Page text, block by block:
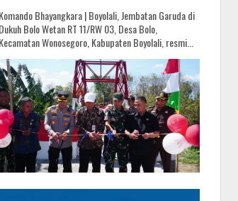
Komando Bhayangkara | Boyolali, Jembatan Garuda di
Dukuh Bolo Wetan RT 11/RW 03, Desa Bolo,
Kecamatan Wonosegoro, Kabupaten Boyolali, resmi...